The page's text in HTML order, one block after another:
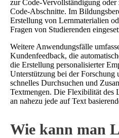
zur Code-Vervollständigung
Code-Abschnitte. Im
Erstellung von Lernmaterialien
Fragen von Studierenden
Weitere Anwendungsfälle
Kundenfeedback, die
die Erstellung personalisierter
Unterstützung bei der
schnelles Durchsuchen und
Textmengen. Die Flexibilität des
an nahezu jede auf Text
Wie kann man